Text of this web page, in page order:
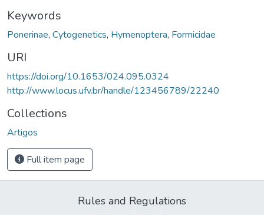
Keywords
Ponerinae, Cytogenetics, Hymenoptera, Formicidae
URI
https://doi.org/10.1653/024.095.0324
http://www.locus.ufv.br/handle/123456789/22240
Collections
Artigos
Full item page
Rules and Regulations